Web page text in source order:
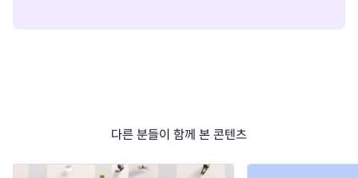
다른 분들이 함께 본 콘텐츠